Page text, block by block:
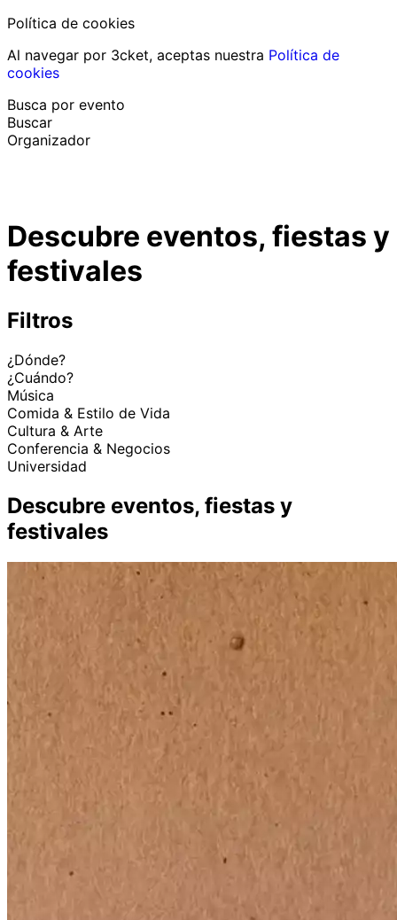
Política de cookies
Al navegar por 3cket, aceptas nuestra Política de
cookies
Busca por evento
Buscar
Organizador
Ayuda al participanteHe perdido mi entrada
LoginPromover evento
Descubre eventos, fiestas y
festivales
Filtros
¿Dónde?
¿Cuándo?
Música
Comida & Estilo de Vida
Cultura & Arte
Conferencia & Negocios
Universidad
Descubre eventos, fiestas y
festivales